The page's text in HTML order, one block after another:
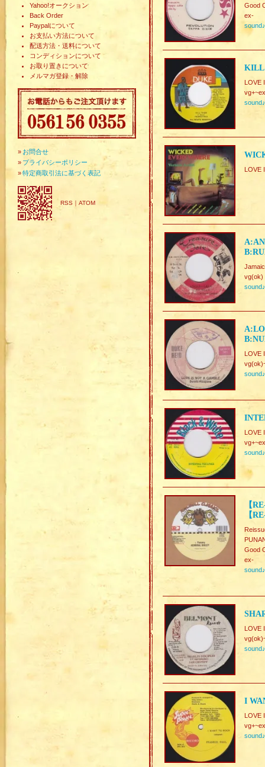
Yahoo!オークション
Back Order
Paypalについて
お支払い方法について
配送方法・送料について
コンディションについて
お取り置きについて
メルマガ登録・解除
» お問合せ
» プライバシーポリシー
»特定商取引法に基づく表記
RSS ｜ ATOM
Good
ex-
sound♪
KILL
LOVE
sound♪
LOVE
vg(ok)
sound♪
LOVE
sound♪
LOVE
sound♪
【
【
Good
ex-
sound♪
LOVE
sound♪
I
LOVE
sound♪